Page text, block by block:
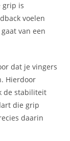
grip is
voelen
van een
dat je vingers
Hierdoor
de stabiliteit
die grip
daarin